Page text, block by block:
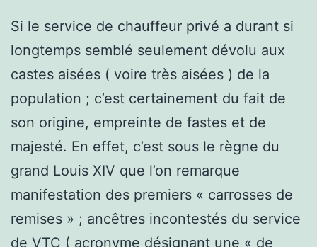
Si le service de chauffeur privé a durant si
longtemps semblé seulement dévolu aux
castes aisées ( voire très aisées ) de la
population ; c’est certainement du fait de
son origine, empreinte de fastes et de
majesté. En effet, c’est sous le règne du
grand Louis XIV que l’on remarque
manifestation des premiers « carrosses de
remises » ; ancêtres incontestés du service
de VTC ( acronyme désignant une « de